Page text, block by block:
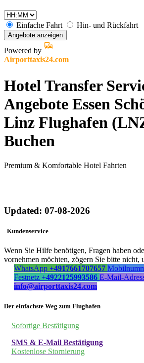
Einfache Fahrt Hin- und Rückfahrt
Angebote anzeigen
Powered by
Airporttaxis24.com
Hotel Transfer
Angebote Essen
Linz Flughafen
Buchen
Premium & Komfortable Hotel Fahrten
Updated: 07-08-2026
Kundenservice
Wenn Sie Hilfe benötigen, Fragen haben
vornehmen möchten, zögern Sie bitte nicht,
WhatsApp +4917661707657
Festnetz +4922125993586 E-Mail-
info@airporttaxis24.com
Der einfachste Weg zum Flughafen
Sofortige Bestätigung
SMS & E-Mail Bestätigung
Kostenlose Stornierung